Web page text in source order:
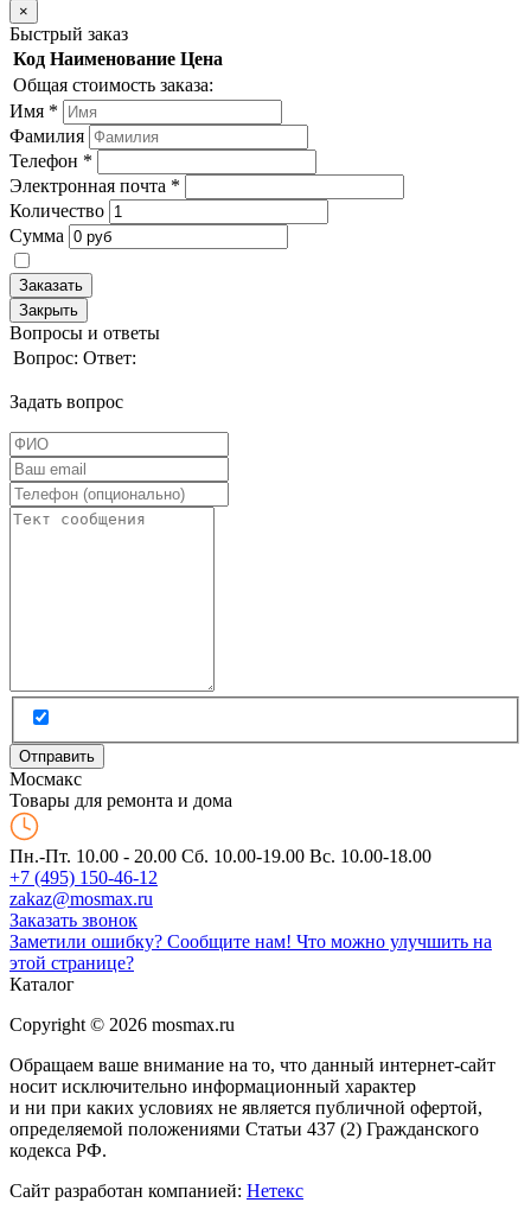
×
Быстрый заказ
Код Наименование Цена
Общая стоимость заказа:
Имя *
Фамилия
Телефон *
Электронная почта *
Количество
Сумма
Заказать
Закрыть
Вопросы и ответы
Вопрос: Ответ:
Задать вопрос
Мосмакс
Товары для ремонта и дома
Пн.-Пт. 10.00 - 20.00 Сб. 10.00-19.00 Вс. 10.00-18.00
+7 (495) 150-46-12
zakaz@mosmax.ru
Заказать звонок
Заметили ошибку? Сообщите нам! Что можно улучшить на
этой странице?
Каталог
Copyright © 2026 mosmax.ru
Обращаем ваше внимание на то, что данный интернет-сайт
носит исключительно информационный характер
и ни при каких условиях не является публичной офертой,
определяемой положениями Статьи 437 (2) Гражданского
кодекса РФ.
Сайт разработан компанией: Нетекс